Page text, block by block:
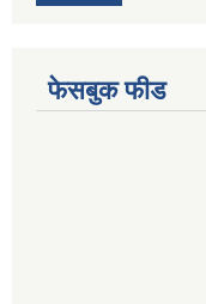
फेसबुक फीड